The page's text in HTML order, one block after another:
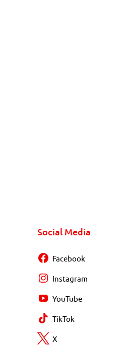
Social Media
Facebook
Instagram
YouTube
TikTok
X